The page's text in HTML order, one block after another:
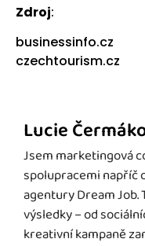
Zdroj:
businessinfo.cz
czechtourism.cz
Lucie
Jsem marketingová
spolupracemi napříč
agentury Dream
výsledky – od
kreativní kampaně